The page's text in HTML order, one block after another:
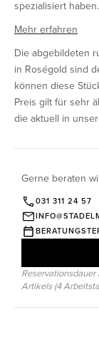
spezialisiert haben.
Mehr erfahren
Die abgebildeten
in Roségold sind
können diese
Preis gilt für sehr
die aktuell in
Gerne beraten
031 311 24 57
Artikels (4